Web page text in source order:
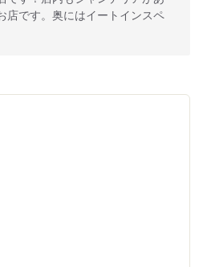
店です。奥にはイートインスペ